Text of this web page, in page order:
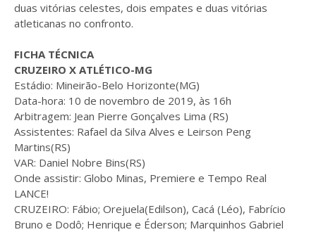
duas vitórias celestes, dois empates e duas vitórias
atleticanas no confronto.
FICHA TÉCNICA
CRUZEIRO X ATLÉTICO-MG
Estádio: Mineirão-Belo Horizonte(MG)
Data-hora: 10 de novembro de 2019, às 16h
Arbitragem: Jean Pierre Gonçalves Lima (RS)
Assistentes: Rafael da Silva Alves e Leirson Peng
Martins(RS)
VAR: Daniel Nobre Bins(RS)
Onde assistir: Globo Minas, Premiere e Tempo Real
LANCE!
CRUZEIRO: Fábio; Orejuela(Edilson), Cacá (Léo), Fabrício
Bruno e Dodô; Henrique e Éderson; Marquinhos Gabriel